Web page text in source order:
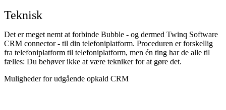
Teknisk
Det er meget nemt at forbinde Bubble - og dermed Twinq Software
CRM connector - til din telefoniplatform. Proceduren er forskellig
fra telefoniplatform til telefoniplatform, men én ting har de alle til
fælles: Du behøver ikke at være tekniker for at gøre det.
Muligheder for udgående opkald CRM